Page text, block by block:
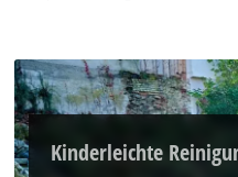
Kinderleichte